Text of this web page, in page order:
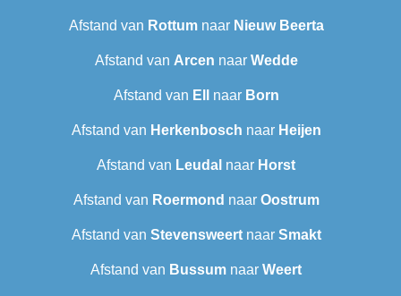
Afstand van Rottumnaar Nieuw Beerta
Afstand van Arcen naar Wedde
Afstand van Ell naar Born
Afstand van Herkenbosch naar Heijen
Afstand van Leudal‎ naar Horst
Afstand van Roermond naar Oostrum
Afstand van Stevensweertnaar Smakt
Afstand van Bussum naar Weert